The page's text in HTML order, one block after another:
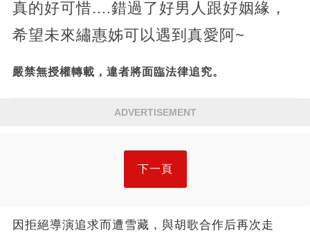
真的好可惜....錯過了好男人跟好姻緣，
希望未來繡惠姊可以遇到真愛阿~
嚴禁無授權轉載，違者將面臨法律追究。
ADVERTISEMENT
下一頁
因拒絕導演追求而遭雪藏，與胡歌合作后再次走